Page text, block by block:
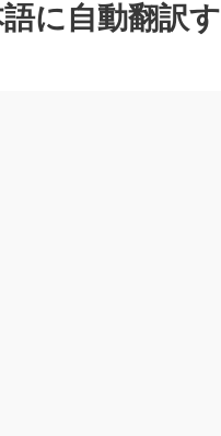
に自動翻訳す